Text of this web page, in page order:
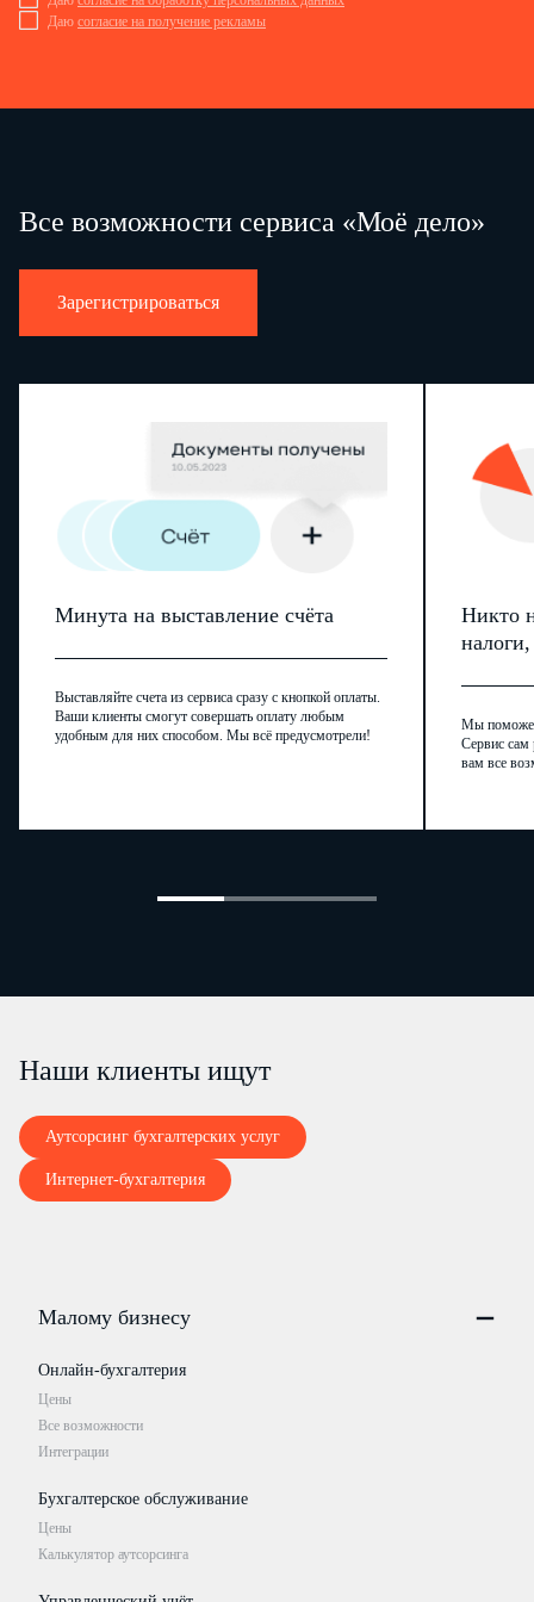
Даю согласие на получение рекламы
Все возможности сервиса «Моё дело»
Зарегистрироваться
Минута на выставление счёта
Выставляйте счета из сервиса сразу с кнопкой оплаты.
Ваши клиенты смогут совершать оплату любым
удобным для них способом. Мы всё предусмотрели!
Никто
Мы
Сервис сам
вам все
Наши клиенты ищут
Аутсорсинг бухгалтерских услуг
Интернет-бухгалтерия
Малому бизнесу
Онлайн-бухгалтерия
Цены
Все возможности
Интеграции
Бухгалтерское обслуживание
Цены
Калькулятор аутсорсинга